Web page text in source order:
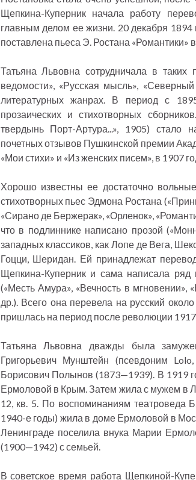
Щепкина-Куперник начала работу
главным делом ее жизни. 20 декабря
поставлена пьеса Э. Ростана «Романтики»
Татьяна Львовна сотрудничала в таких
ведомости», «Русская мысль»,
литературных жанрах. В период с
прозаических и стихотворных
твердынь Порт-Артура...», 1905)
почетных отзывов Пушкинской премии
«Мои стихи» и «Из женских писем», в 1907
Хорошо известны ее достаточно
стихотворных пьес Эдмона Ростана
«Сирано де Бержерак», «Орленок»,
что в подлиннике написано прозой
западных классиков, как Лопе де Вега,
Гоцци, Шеридан. Ей принадлежат
Щепкина-Куперник и сама написала
(«Месть Амура», «Вечность в
др.). Всего она перевела на русский
пришлась на период после революции 1917
Татьяна Львовна дважды была
Григорьевич Мунштейн (псевдоним
Борисович Полынов (1873—1939). В 1919
Ермоловой в Крым. Затем жила с мужем в
12, кв. 5. По воспоминаниям
1940-е годы) жила в доме Ермоловой в
Ленинграде поселила внука Марии
(1900—1942) с семьей.
В советское время работа Щепкиной-